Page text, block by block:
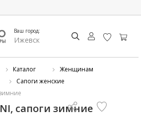
Ваш город:
Ижевск
Каталог
Женщинам
Сапоги женские
сапоги зимние